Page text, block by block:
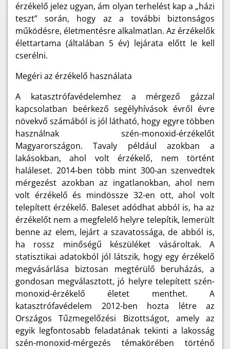
érzékelő jelez ugyan, ám olyan terhelést kap a „házi
teszt” során, hogy az a további biztonságos
működésre, életmentésre alkalmatlan. Az érzékelők
élettartama (általában 5 év) lejárata előtt le kell
cserélni.
Megéri az érzékelő használata
A katasztrófavédelemhez a mérgező gázzal
kapcsolatban beérkező segélyhívások évről évre
növekvő számából is jól látható, hogy egyre többen
használnak szén-monoxid-érzékelőt
Magyarországon. Tavaly például azokban a
lakásokban, ahol volt érzékelő, nem történt
haláleset. 2014-ben több mint 300-an szenvedtek
mérgezést azokban az ingatlanokban, ahol nem
volt érzékelő és mindössze 32-en ott, ahol volt
telepített érzékelő. Baleset adódhat abból is, ha az
érzékelőt nem a megfelelő helyre telepítik, lemerült
benne az elem, lejárt a szavatossága, de abból is,
ha rossz minőségű készüléket vásároltak. A
statisztikai adatokból jól látszik, hogy egy érzékelő
megvásárlása biztosan megtérülő beruházás, a
gondosan megválasztott, jó helyre telepített szén-
monoxid-érzékelő életet menthet. A
katasztrófavédelem 2012-ben hozta létre az
Országos Tűzmegelőzési Bizottságot, amely az
egyik legfontosabb feladatának tekinti a lakosság
szén-monoxid-mérgezés témakörében történő